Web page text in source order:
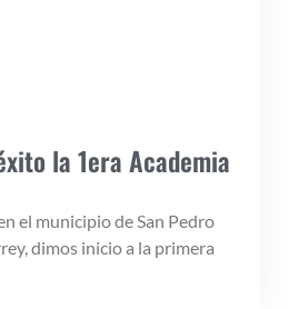
la 1era Academia
el municipio de San Pedro
dimos inicio a la primera